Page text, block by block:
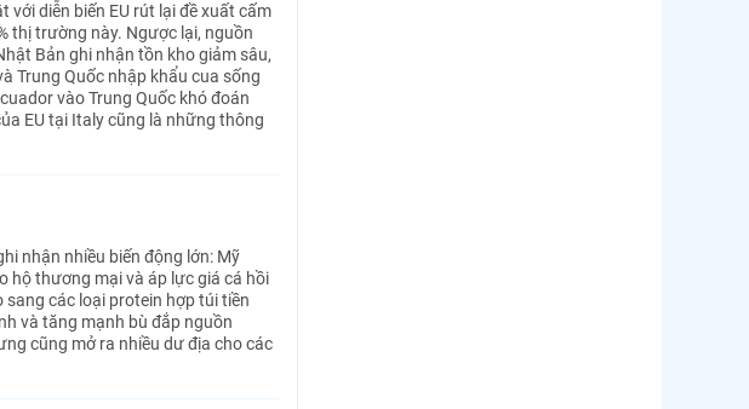
diễn biến EU rút lại đề xuất cấm
thị trường này. Ngược lại, nguồn
Bản ghi nhận tồn kho giảm sâu,
Trung Quốc nhập khẩu cua sống
vào Trung Quốc khó đoán
EU tại Italy cũng là những thông
nhận nhiều biến động lớn: Mỹ
hộ thương mại và áp lực giá cá hồi
các loại protein hợp túi tiền
và tăng mạnh bù đắp nguồn
cũng mở ra nhiều dư địa cho các